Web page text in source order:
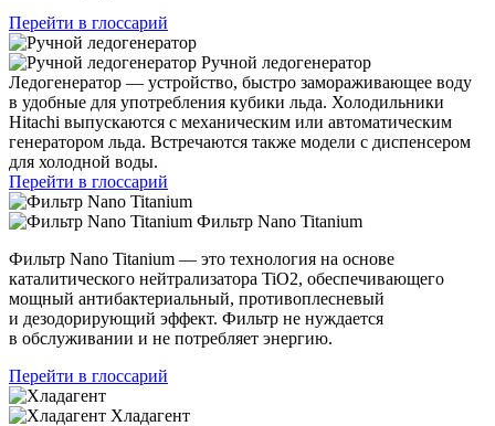
Перейти в глоссарий
Ручной ледогенератор
Ледогенератор — устройство, быстро замораживающее воду
в удобные для употребления кубики льда. Холодильники
Hitachi выпускаются с механическим или автоматическим
генератором льда. Встречаются также модели с диспенсером
для холодной воды.
Перейти в глоссарий
Фильтр Nano Titanium
Фильтр Nano Titanium — это технология на основе
каталитического нейтрализатора TiO2, обеспечивающего
мощный антибактериальный, противоплесневый
и дезодорирующий эффект. Фильтр не нуждается
в обслуживании и не потребляет энергию.
Перейти в глоссарий
Хладагент